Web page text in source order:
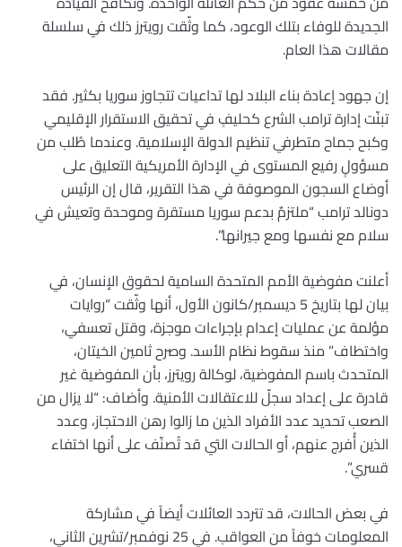
الجديدة للوفاء بتلك الوعود، كما وثّقت رويترز ذلك في سلسلة
مقالات هذا العام.
إن جهود إعادة بناء البلاد لها تداعيات تتجاوز سوريا بكثير. فقد
تبنّت إدارة ترامب الشرع كحليفٍ في تحقيق الاستقرار الإقليمي
وكبح جماح متطرفي تنظيم الدولة الإسلامية. وعندما طُلب من
مسؤولٍ رفيع المستوى في الإدارة الأمريكية التعليق على
أوضاع السجون الموصوفة في هذا التقرير، قال إن الرئيس
دونالد ترامب “ملتزمٌ بدعم سوريا مستقرة وموحدة وتعيش في
سلام مع نفسها ومع جيرانها”.
أعلنت مفوضية الأمم المتحدة السامية لحقوق الإنسان، في
بيان لها بتاريخ 5 ديسمبر/كانون الأول، أنها وثّقت “روايات
مؤلمة عن عمليات إعدام بإجراءات موجزة، وقتل تعسفي،
واختطاف” منذ سقوط نظام الأسد. وصرح ثامين الخيتان،
المتحدث باسم المفوضية، لوكالة رويترز، بأن المفوضية غير
قادرة على إعداد سجلّ للاعتقالات الأمنية. وأضاف: “لا يزال من
الصعب تحديد عدد الأفراد الذين ما زالوا رهن الاحتجاز، وعدد
الذين أُفرج عنهم، أو الحالات التي قد تُصنّف على أنها اختفاء
قسري”.
في بعض الحالات، قد تتردد العائلات أيضاً في مشاركة
المعلومات خوفاً من العواقب. في 25 نوفمبر/تشرين الثاني،